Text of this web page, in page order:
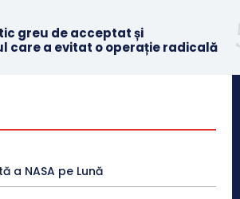
greu de acceptat și
care a evitat o operație radicală
a NASA pe Lună